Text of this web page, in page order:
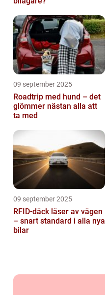
09 september 2025
Roadtrip med hund – det
glömmer nästan alla att
ta med
09 september 2025
RFID-däck läser av vägen
– snart standard i alla nya
bilar